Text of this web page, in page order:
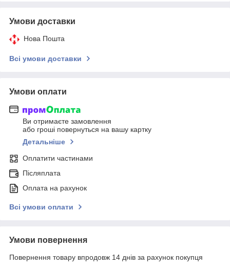
Умови доставки
Нова Пошта
Всі умови доставки
Умови оплати
Ви отримаєте замовлення
або гроші повернуться на вашу картку
Детальніше
Оплатити частинами
Післяплата
Оплата на рахунок
Всі умови оплати
Умови повернення
Повернення товару впродовж 14 днів за рахунок покупця